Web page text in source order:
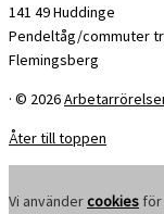
141 49 Huddinge
Pendeltåg/commuter
Flemingsberg
· © 2026
Åter till toppen
Vi användercookies för